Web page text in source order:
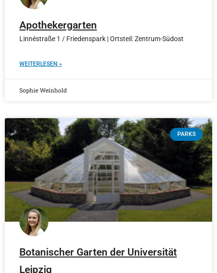
Apothekergarten
Linnéstraße 1 / Friedenspark | Ortsteil: Zentrum-Südost
WEITERLESEN »
Sophie Weinhold
PARKS
Botanischer Garten der Universität
Leipzig